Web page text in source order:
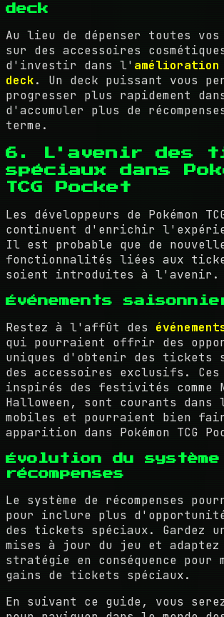
deck
Au lieu de dépenser toutes vos
sur des accessoires
d'investir dans l'
deck. Un deck puissant vous
progresser plus rapidement
d'accumuler plus de
terme.
6. L'avenir des
spéciaux dans
TCG Pocket
Les développeurs de Pokémon
continuent d'enrichir
Il est probable que de
fonctionnalités liées aux
soient introduites à l'avenir.
Événements
Restez à l'affût des
qui pourraient offrir des
uniques d'obtenir des tickets
des accessoires exclusifs. Ces
inspirés des festivités comme
Halloween, sont courants dans
mobiles et pourraient bien
apparition dans Pokémon TCG
Évolution du système
récompenses
Le système de récompenses
pour inclure plus
des tickets spéciaux. Gardez
mises à jour du jeu et
stratégie en conséquence pour
gains de tickets spéciaux.
En suivant ce guide, vous